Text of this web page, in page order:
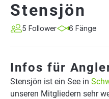
Stensjön
5 Follower 6 Fänge
Infos für
Stensjön ist ein See in
unseren Mitgliedern sehr